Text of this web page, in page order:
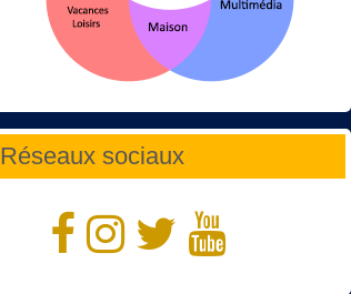
Réseaux sociaux